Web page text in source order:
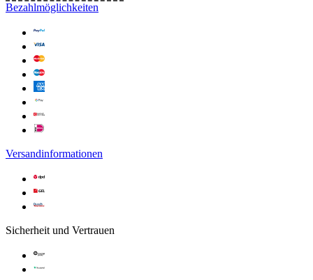
Bezahlmöglichkeiten
Versandinformationen
Sicherheit und Vertrauen